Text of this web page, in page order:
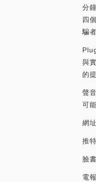
分
四
騙
與
的
聲
可
網址
推
臉
電